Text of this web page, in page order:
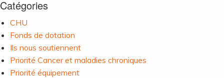
Catégories
CHU
Fonds de dotation
Ils nous soutiennent
Priorité Cancer et maladies chroniques
Priorité équipement